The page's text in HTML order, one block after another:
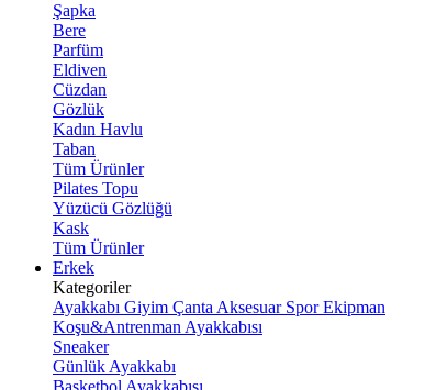
Şapka
Bere
Parfüm
Eldiven
Cüzdan
Gözlük
Kadın Havlu
Taban
Tüm Ürünler
Pilates Topu
Yüzücü Gözlüğü
Kask
Tüm Ürünler
Erkek
Kategoriler
Ayakkabı Giyim Çanta Aksesuar Spor Ekipman
Koşu&Antrenman Ayakkabısı
Sneaker
Günlük Ayakkabı
Basketbol Ayakkabısı